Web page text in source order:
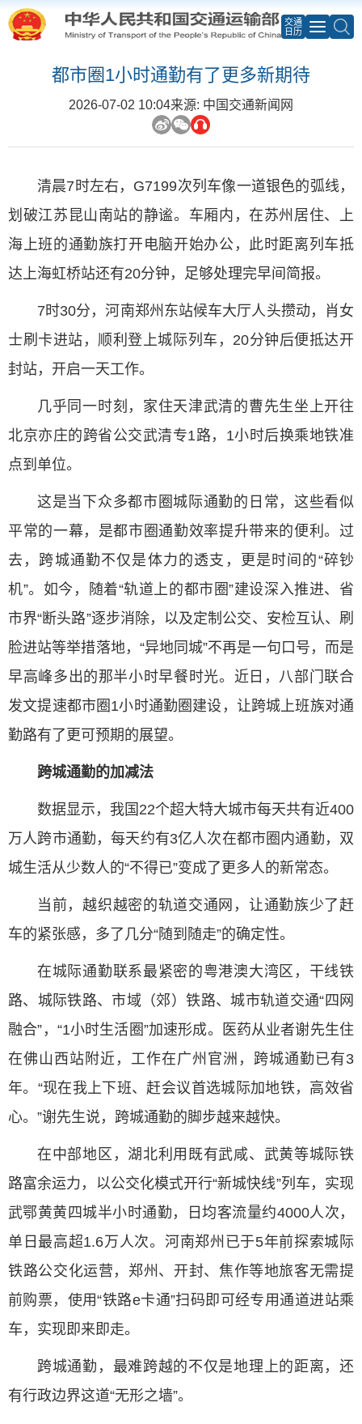
交通
日历
都市圈1小时通勤有了更多新期待
2026-07-02 10:04来源: 中国交通新闻网
清晨7时左右，G7199次列车像一道银色的弧线，
划破江苏昆山南站的静谧。车厢内，在苏州居住、上
海上班的通勤族打开电脑开始办公，此时距离列车抵
达上海虹桥站还有20分钟，足够处理完早间简报。
7时30分，河南郑州东站候车大厅人头攒动，肖女
士刷卡进站，顺利登上城际列车，20分钟后便抵达开
封站，开启一天工作。
几乎同一时刻，家住天津武清的曹先生坐上开往
北京亦庄的跨省公交武清专1路，1小时后换乘地铁准
点到单位。
这是当下众多都市圈城际通勤的日常，这些看似
平常的一幕，是都市圈通勤效率提升带来的便利。过
去，跨城通勤不仅是体力的透支，更是时间的“碎钞
机”。如今，随着“轨道上的都市圈”建设深入推进、省
市界“断头路”逐步消除，以及定制公交、安检互认、刷
脸进站等举措落地，“异地同城”不再是一句口号，而是
早高峰多出的那半小时早餐时光。近日，八部门联合
发文提速都市圈1小时通勤圈建设，让跨城上班族对通
勤路有了更可预期的展望。
跨城通勤的加减法
数据显示，我国22个超大特大城市每天共有近400
万人跨市通勤，每天约有3亿人次在都市圈内通勤，双
城生活从少数人的“不得已”变成了更多人的新常态。
当前，越织越密的轨道交通网，让通勤族少了赶
车的紧张感，多了几分“随到随走”的确定性。
在城际通勤联系最紧密的粤港澳大湾区，干线铁
路、城际铁路、市域（郊）铁路、城市轨道交通“四网
融合”，“1小时生活圈”加速形成。医药从业者谢先生住
在佛山西站附近，工作在广州官洲，跨城通勤已有3
年。“现在我上下班、赶会议首选城际加地铁，高效省
心。”谢先生说，跨城通勤的脚步越来越快。
在中部地区，湖北利用既有武咸、武黄等城际铁
路富余运力，以公交化模式开行“新城快线”列车，实现
武鄂黄黄四城半小时通勤，日均客流量约4000人次，
单日最高超1.6万人次。河南郑州已于5年前探索城际
铁路公交化运营，郑州、开封、焦作等地旅客无需提
前购票，使用“铁路e卡通”扫码即可经专用通道进站乘
车，实现即来即走。
跨城通勤，最难跨越的不仅是地理上的距离，还
有行政边界这道“无形之墙”。